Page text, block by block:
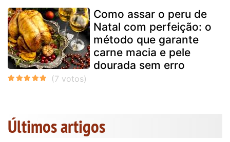
Como assar o peru de
Natal com perfeição: o
método que garante
carne macia e pele
dourada sem erro
Últimos artigos